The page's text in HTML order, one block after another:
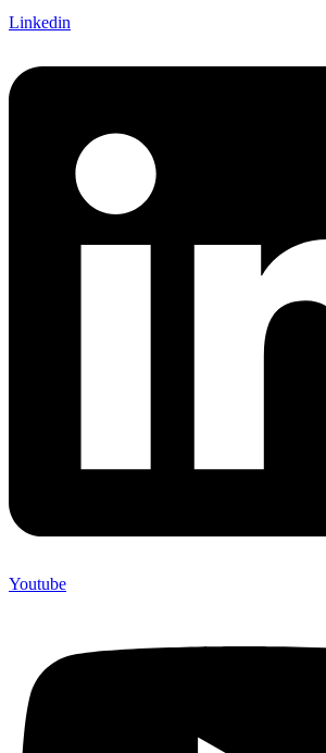
Linkedin
Youtube